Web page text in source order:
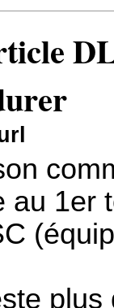
au 1er